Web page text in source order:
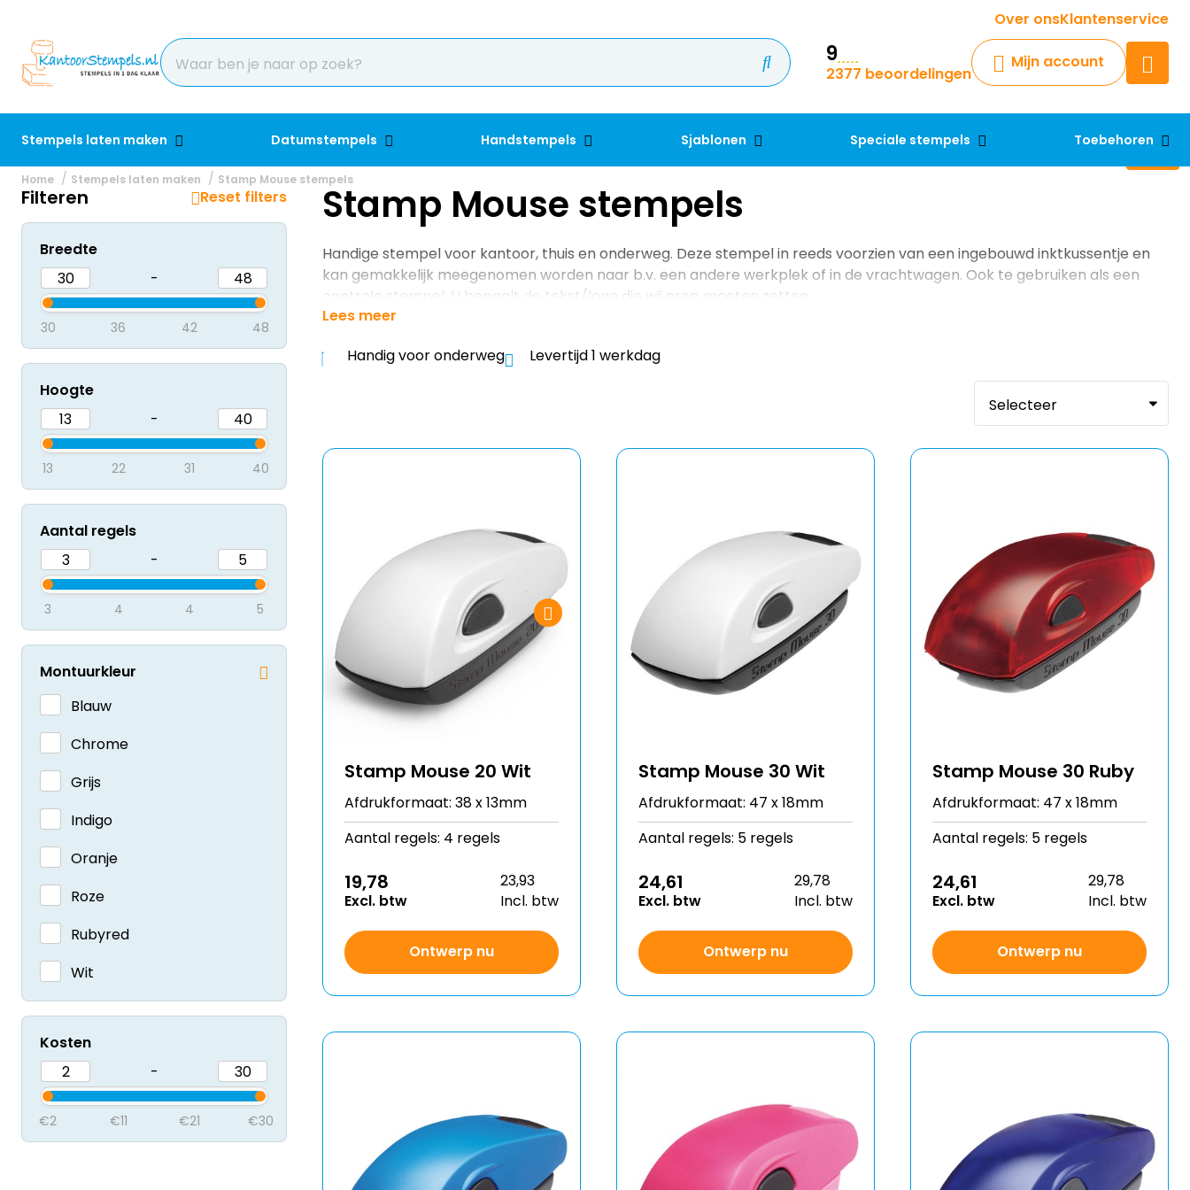
Over onsKlantenservice
9
2377 beoordelingen
Mijn account
Stempels laten maken Datumstempels Handstempels Sjablonen Speciale stempels Toebehoren
Krijg een antwoord op uw vraag
Chatbot
Chat 24/7 met onze chatbot
Contact
Home Stempels laten maken Stamp Mouse stempels
Stamp Mouse stempels
Handige stempel voor kantoor, thuis en onderweg. Deze stempel in reeds voorzien van een ingebouwd inktkussentje en
kan gemakkelijk meegenomen worden naar b.v. een andere werkplek of in de vrachtwagen. Ook te gebruiken als een
controle stempel. U bepaalt de tekst/logo die wij erop moeten zetten.
Lees meer
Handig voor onderweg
Levertijd 1 werkdag
Stamp Mouse 20 Wit
Afdrukformaat: 38 x 13mm
Aantal regels: 4 regels
19,78
Excl. btw
23,93
Incl. btw
Ontwerp nu
Stamp Mouse 30 Wit
Afdrukformaat: 47 x 18mm
Aantal regels: 5 regels
24,61
Excl. btw
29,78
Incl. btw
Ontwerp nu
Stamp Mouse 30 Ruby
Afdrukformaat: 47 x 18mm
Aantal regels: 5 regels
24,61
Excl. btw
29,78
Incl. btw
Ontwerp nu
Filteren Reset filters
Breedte
-
30 36 42 48
Hoogte
-
13 22 31 40
Aantal regels
-
3 4 4 5
Montuurkleur
Blauw
Chrome
Grijs
Indigo
Oranje
Roze
Rubyred
Wit
Kosten
-
€2 €11 €21 €30